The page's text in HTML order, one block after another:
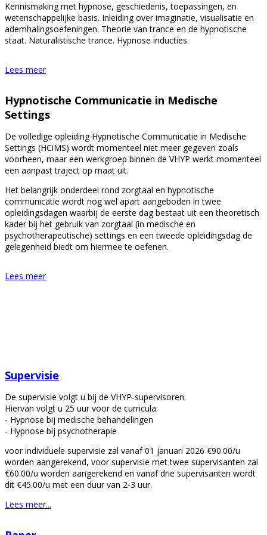
Kennismaking met hypnose, geschiedenis, toepassingen, en
wetenschappelijke basis. Inleiding over imaginatie, visualisatie en
ademhalingsoefeningen. Theorie van trance en de hypnotische
staat. Naturalistische trance. Hypnose inducties.
Lees meer
Hypnotische Communicatie in Medische
Settings
De volledige opleiding Hypnotische Communicatie in Medische
Settings (HCiMS) wordt momenteel niet meer gegeven zoals
voorheen, maar een werkgroep binnen de VHYP werkt momenteel
een aanpast traject op maat uit.
Het belangrijk onderdeel rond zorgtaal en hypnotische
communicatie wordt nog wel apart aangeboden in twee
opleidingsdagen waarbij de eerste dag bestaat uit een theoretisch
kader bij het gebruik van zorgtaal (in medische en
psychotherapeutische) settings en een tweede opleidingsdag de
gelegenheid biedt om hiermee te oefenen.
Lees meer
Supervisie
De supervisie volgt u bij de VHYP-supervisoren.
Hiervan volgt u 25 uur voor de curricula:
- Hypnose bij medische behandelingen
- Hypnose bij psychotherapie
voor individuele supervisie zal vanaf 01 januari 2026 €90.00/u
worden aangerekend, voor supervisie met twee supervisanten zal
€60.00/u worden aangerekend en vanaf drie supervisanten wordt
dit €45.00/u met een duur van 2-3 uur.
Lees meer...